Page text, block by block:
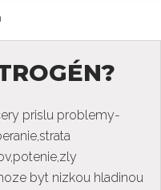
prislu problemy-
byt nizkou hladinou